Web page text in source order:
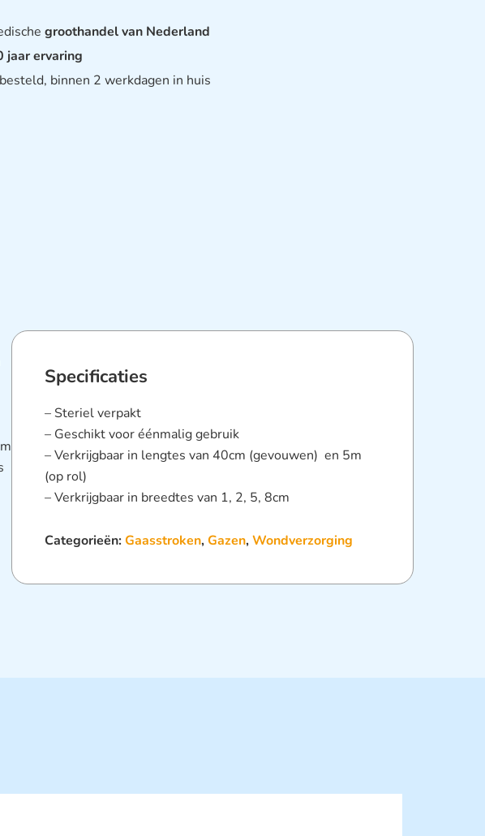
groothandel van Nederland
jaar ervaring
binnen 2 werkdagen in huis
Specificaties
– Steriel verpakt
– Geschikt voor éénmalig gebruik
– Verkrijgbaar in lengtes van 40cm (gevouwen) en 5m
(op rol)
– Verkrijgbaar in breedtes van 1, 2, 5, 8cm
Categorieën:Gaasstroken,Gazen,Wondverzorging